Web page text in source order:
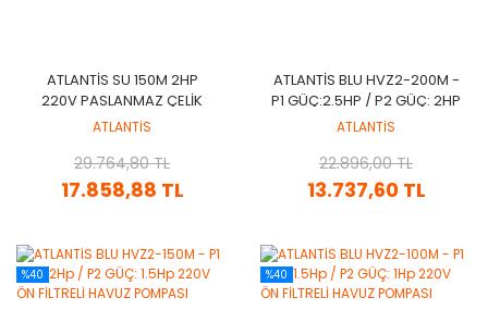
ATLANTİS SU 150M 2HP
220V PASLANMAZ ÇELİK
AÇIK FANLI DRENAJ DALGIÇ
ATLANTİS
17.858,88 TL
29.764,80 TL
ATLANTİS BLU HVZ2-200M -
P1 GÜÇ:2.5HP / P2 GÜÇ: 2HP
220V ÖN FİLTRELİ HAVUZ
ATLANTİS
13.737,60 TL
22.896,00 TL
%40 %40